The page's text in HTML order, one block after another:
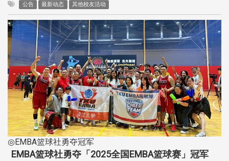
公告 最新动态 其他校友活动
◎EMBA篮球社勇夺冠军
EMBA篮球社勇夺「2025全国EMBA篮球赛」冠军